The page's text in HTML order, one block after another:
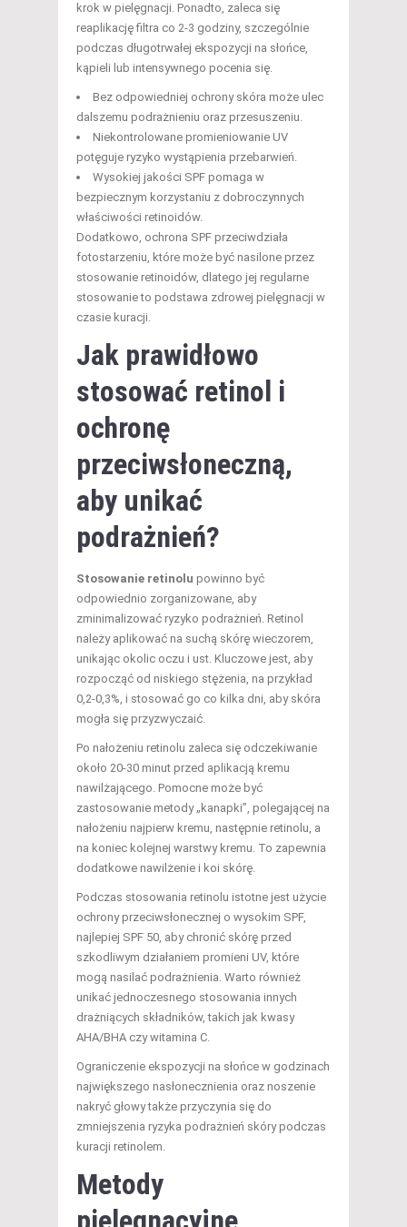
krok w pielęgnacji. Ponadto, zaleca się
reaplikację filtra co 2-3 godziny, szczególnie
podczas długotrwałej ekspozycji na słońce,
kąpieli lub intensywnego pocenia się.
Bez odpowiedniej ochrony skóra może ulec
dalszemu podrażnieniu oraz przesuszeniu.
Niekontrolowane promieniowanie UV
potęguje ryzyko wystąpienia przebarwień.
Wysokiej jakości SPF pomaga w
bezpiecznym korzystaniu z dobroczynnych
właściwości retinoidów.
Dodatkowo, ochrona SPF przeciwdziała
fotostarzeniu, które może być nasilone przez
stosowanie retinoidów, dlatego jej regularne
stosowanie to podstawa zdrowej pielęgnacji w
czasie kuracji.
Jak prawidłowo
stosować retinol i
ochronę
przeciwsłoneczną,
aby unikać
podrażnień?
Stosowanie retinolu powinno być
odpowiednio zorganizowane, aby
zminimalizować ryzyko podrażnień. Retinol
należy aplikować na suchą skórę wieczorem,
unikając okolic oczu i ust. Kluczowe jest, aby
rozpocząć od niskiego stężenia, na przykład
0,2-0,3%, i stosować go co kilka dni, aby skóra
mogła się przyzwyczaić.
Po nałożeniu retinolu zaleca się odczekiwanie
około 20-30 minut przed aplikacją kremu
nawilżającego. Pomocne może być
zastosowanie metody „kanapki”, polegającej na
nałożeniu najpierw kremu, następnie retinolu, a
na koniec kolejnej warstwy kremu. To zapewnia
dodatkowe nawilżenie i koi skórę.
Podczas stosowania retinolu istotne jest użycie
ochrony przeciwsłonecznej o wysokim SPF,
najlepiej SPF 50, aby chronić skórę przed
szkodliwym działaniem promieni UV, które
mogą nasilać podrażnienia. Warto również
unikać jednoczesnego stosowania innych
drażniących składników, takich jak kwasy
AHA/BHA czy witamina C.
Ograniczenie ekspozycji na słońce w godzinach
największego nasłonecznienia oraz noszenie
nakryć głowy także przyczynia się do
zmniejszenia ryzyka podrażnień skóry podczas
kuracji retinolem.
Metody